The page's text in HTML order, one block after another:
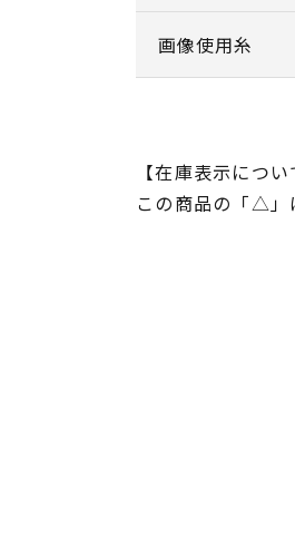
画像使用糸
【在庫表示につい
この商品の「△」